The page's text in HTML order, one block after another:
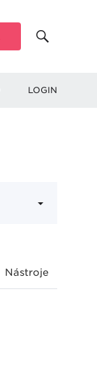
LOGIN
Nástroje